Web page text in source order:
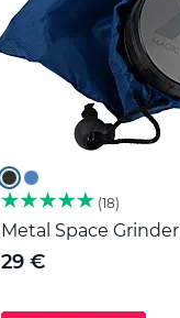
18
Metal Space Grinder
29 €